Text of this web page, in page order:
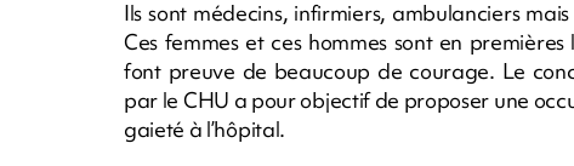
Ils sont médecins, infirmiers, ambulanciers
Ces femmes et ces hommes sont en
font preuve de beaucoup de courage. Le
par le CHU a pour objectif de proposer une
gaieté à l’hôpital.